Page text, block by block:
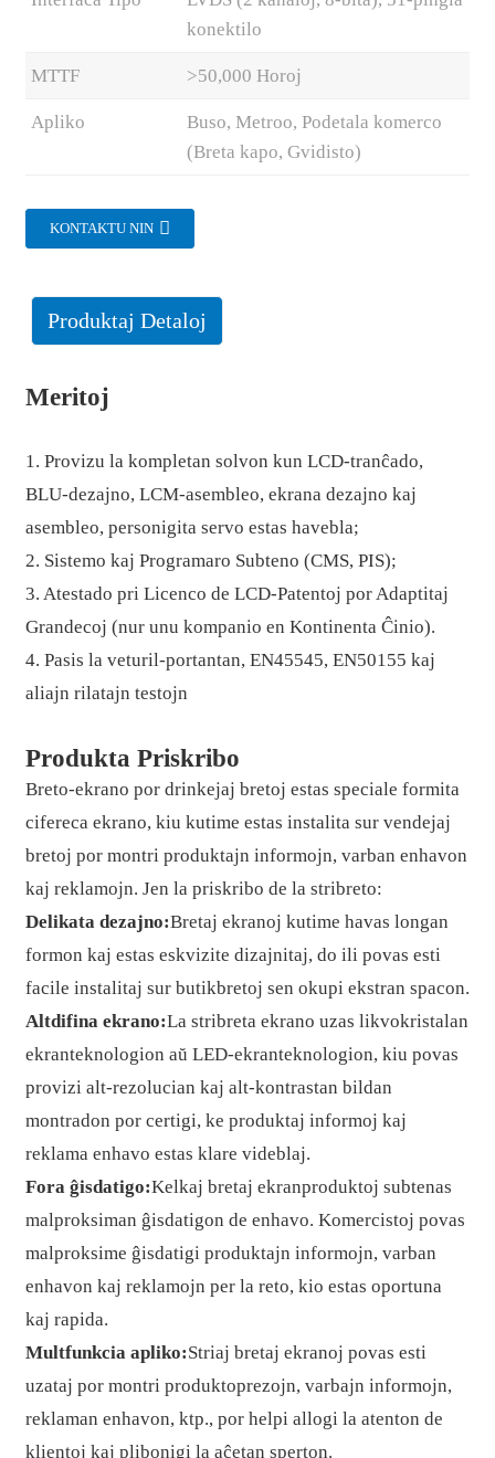
konektilo
MTTF >50,000 Horoj
Apliko
Buso, Metroo, Podetala komerco
(Breta kapo, Gvidisto)
KONTAKTU NIN
Produktaj Detaloj
Meritoj
1. Provizu la kompletan solvon kun LCD-tranĉado,
BLU-dezajno, LCM-asembleo, ekrana dezajno kaj
asembleo, personigita servo estas havebla;
2. Sistemo kaj Programaro Subteno (CMS, PIS);
3. Atestado pri Licenco de LCD-Patentoj por Adaptitaj
Grandecoj (nur unu kompanio en Kontinenta Ĉinio).
4. Pasis la veturil-portantan, EN45545, EN50155 kaj
aliajn rilatajn testojn
Produkta Priskribo
Breto-ekrano por drinkejaj bretoj estas speciale formita
cifereca ekrano, kiu kutime estas instalita sur vendejaj
bretoj por montri produktajn informojn, varban enhavon
kaj reklamojn. Jen la priskribo de la stribreto:
Delikata dezajno:Bretaj ekranoj kutime havas longan
formon kaj estas eskvizite dizajnitaj, do ili povas esti
facile instalitaj sur butikbretoj sen okupi ekstran spacon.
Altdifina ekrano:La stribreta ekrano uzas likvokristalan
ekranteknologion aŭ LED-ekranteknologion, kiu povas
provizi alt-rezolucian kaj alt-kontrastan bildan
montradon por certigi, ke produktaj informoj kaj
reklama enhavo estas klare videblaj.
Fora ĝisdatigo:Kelkaj bretaj ekranproduktoj subtenas
malproksiman ĝisdatigon de enhavo. Komercistoj povas
malproksime ĝisdatigi produktajn informojn, varban
enhavon kaj reklamojn per la reto, kio estas oportuna
kaj rapida.
Multfunkcia apliko:Striaj bretaj ekranoj povas esti
uzataj por montri produktoprezojn, varbajn informojn,
reklaman enhavon, ktp., por helpi allogi la atenton de
klientoj kaj plibonigi la aĉetan sperton.